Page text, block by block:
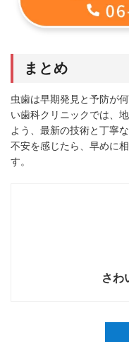
まとめ
虫歯は早期発見と予防が
い歯科クリニックでは、
よう、最新の技術と丁寧
不安を感じたら、早めに
す。
さわ